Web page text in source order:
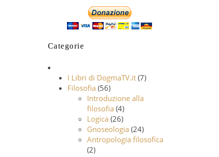
Categorie
I Libri di DogmaTV.it(7)
Filosofia (56)
Introduzione alla
filosofia (4)
Logica (26)
Gnoseologia (24)
Antropologia filosofica
(2)